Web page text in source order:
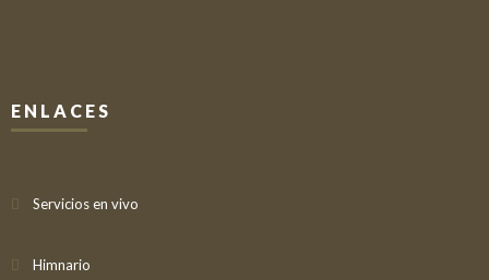
ENLACES
Servicios en vivo
Himnario